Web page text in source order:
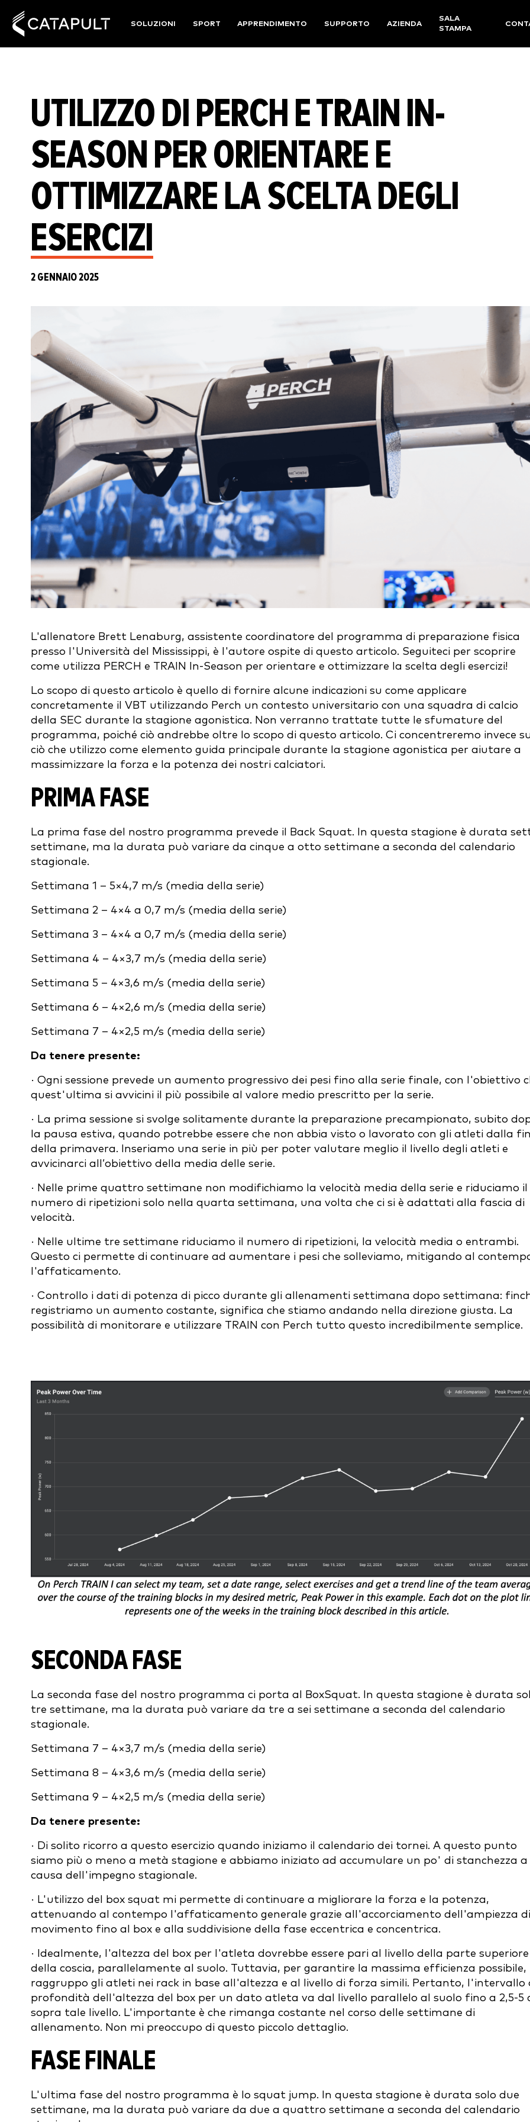
SOLUZIONI SPORT APPRENDIMENTO SUPPORTO AZIENDA
SALA
STAMPA
UTILIZZO DI PERCH E TRAIN IN-
SEASON PER ORIENTARE E
OTTIMIZZARE LA SCELTA DEGLI
ESERCIZI
2 GENNAIO 2025
L'allenatore Brett Lenaburg, assistente coordinatore del programma di preparazione fisica
presso l'Università del Mississippi, è l'autore ospite di questo articolo. Seguiteci per scoprire
come utilizza PERCH e TRAIN In-Season per orientare e ottimizzare la scelta degli esercizi!
Lo scopo di questo articolo è quello di fornire alcune indicazioni su come applicare
concretamente il VBT utilizzando Perch un contesto universitario con una squadra di calcio
della SEC durante la stagione agonistica. Non verranno trattate tutte le sfumature del
programma, poiché ciò andrebbe oltre lo scopo di questo articolo. Ci concentreremo invece
ciò che utilizzo come elemento guida principale durante la stagione agonistica per aiutare a
massimizzare la forza e la potenza dei nostri calciatori.
PRIMA FASE
La prima fase del nostro programma prevede il Back Squat. In questa stagione è durata
settimane, ma la durata può variare da cinque a otto settimane a seconda del calendario
stagionale.
Settimana 1 – 5×4,7 m/s (media della serie)
Settimana 2 – 4×4 a 0,7 m/s (media della serie)
Settimana 3 – 4×4 a 0,7 m/s (media della serie)
Settimana 4 – 4×3,7 m/s (media della serie)
Settimana 5 – 4×3,6 m/s (media della serie)
Settimana 6 – 4×2,6 m/s (media della serie)
Settimana 7 – 4×2,5 m/s (media della serie)
Da tenere presente:
· Ogni sessione prevede un aumento progressivo dei pesi fino alla serie finale, con l'obiettivo
quest'ultima si avvicini il più possibile al valore medio prescritto per la serie.
· La prima sessione si svolge solitamente durante la preparazione precampionato, subito
la pausa estiva, quando potrebbe essere che non abbia visto o lavorato con gli atleti dalla
della primavera. Inseriamo una serie in più per poter valutare meglio il livello degli atleti e
avvicinarci all’obiettivo della media delle serie.
· Nelle prime quattro settimane non modifichiamo la velocità media della serie e riduciamo il
numero di ripetizioni solo nella quarta settimana, una volta che ci si è adattati alla fascia di
velocità.
· Nelle ultime tre settimane riduciamo il numero di ripetizioni, la velocità media o entrambi.
Questo ci permette di continuare ad aumentare i pesi che solleviamo, mitigando al
l'affaticamento.
· Controllo i dati di potenza di picco durante gli allenamenti settimana dopo settimana:
registriamo un aumento costante, significa che stiamo andando nella direzione giusta. La
possibilità di monitorare e utilizzare TRAIN con Perch tutto questo incredibilmente semplice.
SECONDA FASE
La seconda fase del nostro programma ci porta al BoxSquat. In questa stagione è durata
tre settimane, ma la durata può variare da tre a sei settimane a seconda del calendario
stagionale.
Settimana 7 – 4×3,7 m/s (media della serie)
Settimana 8 – 4×3,6 m/s (media della serie)
Settimana 9 – 4×2,5 m/s (media della serie)
Da tenere presente:
· Di solito ricorro a questo esercizio quando iniziamo il calendario dei tornei. A questo punto
siamo più o meno a metà stagione e abbiamo iniziato ad accumulare un po' di stanchezza a
causa dell'impegno stagionale.
· L'utilizzo del box squat mi permette di continuare a migliorare la forza e la potenza,
attenuando al contempo l'affaticamento generale grazie all'accorciamento dell'ampiezza di
movimento fino al box e alla suddivisione della fase eccentrica e concentrica.
· Idealmente, l'altezza del box per l'atleta dovrebbe essere pari al livello della parte superiore
della coscia, parallelamente al suolo. Tuttavia, per garantire la massima efficienza possibile,
raggruppo gli atleti nei rack in base all'altezza e al livello di forza simili. Pertanto, l'intervallo
profondità dell'altezza del box per un dato atleta va dal livello parallelo al suolo fino a 2,5-5
sopra tale livello. L'importante è che rimanga costante nel corso delle settimane di
allenamento. Non mi preoccupo di questo piccolo dettaglio.
FASE FINALE
L'ultima fase del nostro programma è lo squat jump. In questa stagione è durata solo due
settimane, ma la durata può variare da due a quattro settimane a seconda del calendario